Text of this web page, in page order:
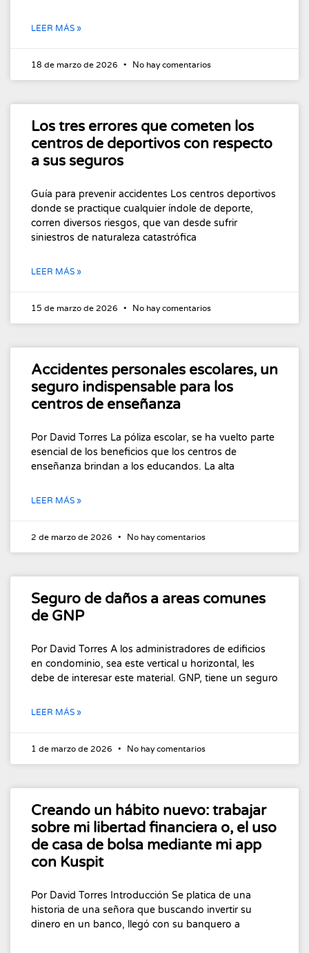
LEER MÁS »
18 de marzo de 2026 No hay comentarios
Los tres errores que cometen los
centros de deportivos con respecto
a sus seguros
Guía para prevenir accidentes Los centros deportivos
donde se practique cualquier índole de deporte,
corren diversos riesgos, que van desde sufrir
siniestros de naturaleza catastrófica
LEER MÁS »
15 de marzo de 2026 No hay comentarios
Accidentes personales escolares, un
seguro indispensable para los
centros de enseñanza
Por David Torres La póliza escolar, se ha vuelto parte
esencial de los beneficios que los centros de
enseñanza brindan a los educandos. La alta
LEER MÁS »
2 de marzo de 2026 No hay comentarios
Seguro de daños a areas comunes
de GNP
Por David Torres A los administradores de edificios
en condominio, sea este vertical u horizontal, les
debe de interesar este material. GNP, tiene un seguro
LEER MÁS »
1 de marzo de 2026 No hay comentarios
Creando un hábito nuevo: trabajar
sobre mi libertad financiera o, el uso
de casa de bolsa mediante mi app
con Kuspit
Por David Torres Introducción Se platica de una
historia de una señora que buscando invertir su
dinero en un banco, llegó con su banquero a